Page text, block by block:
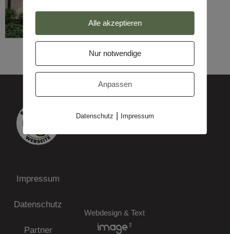
Impressum
Datenschutz
Partner
Webdesign & Text
Alle akzeptieren
Nur notwendige
Anpassen
Datenschutz | Impressum